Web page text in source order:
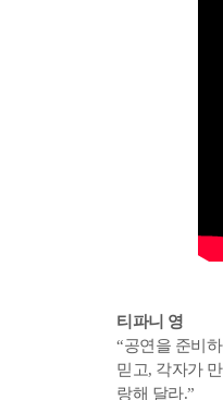
티파니 영
“공연을 준비
믿고, 각자가
랑해 달라.”